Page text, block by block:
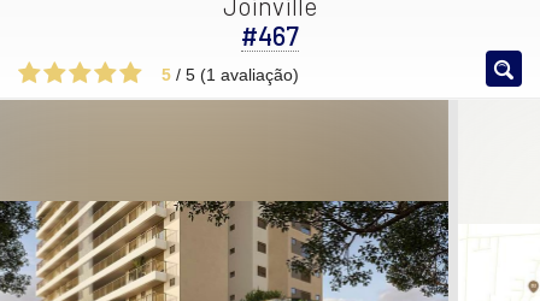
#467
5 / 5 (1 avaliação)